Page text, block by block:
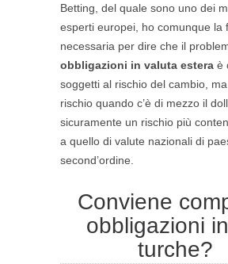
Betting, del quale sono uno dei
esperti europei, ho comunque la
necessaria per dire che il
obbligazioni in valuta estera è
soggetti al rischio del cambio,
rischio quando c’è di mezzo il
sicuramente un rischio più
a quello di valute nazionali di
second’ordine.
Conviene
obbligazioni
turche?